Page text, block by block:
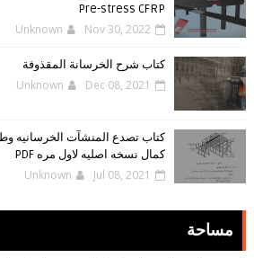
Pre-stress CFRP
Unknown Nov 30, 2022
كتاب شرح الخرسانة المقذوفة
Unknown Dec 08, 2021
كتاب تصدع المنشآت الخرسانيه
كمال نسخه اصليه لاول مره PDF
Unknown Jul 08, 2021
مساحة